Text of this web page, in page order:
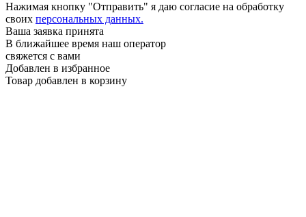
Нажимая кнопку "Отправить" я даю согласие на обработку
своих персональных данных.
Ваша заявка принята
В ближайшее время наш оператор
свяжется с вами
Добавлен в избранное
Товар добавлен в корзину